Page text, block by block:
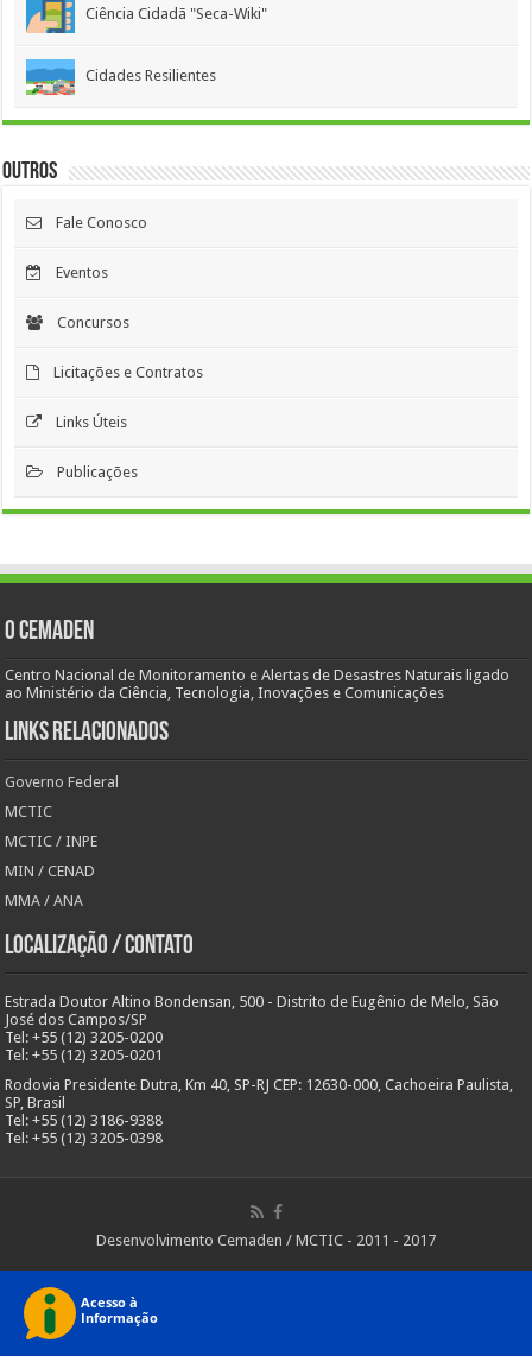
Ciência Cidadã "Seca-Wiki"
Cidades Resilientes
Outros
Fale Conosco
Eventos
Concursos
Licitações e Contratos
Links Úteis
Publicações
O Cemaden
Centro Nacional de Monitoramento e Alertas de Desastres Naturais ligado
ao Ministério da Ciência, Tecnologia, Inovações e Comunicações
Links Relacionados
Governo Federal
MCTIC
MCTIC / INPE
MIN / CENAD
MMA / ANA
Localização / Contato
Estrada Doutor Altino Bondensan, 500 - Distrito de Eugênio de Melo, São
José dos Campos/SP
Tel: +55 (12) 3205-0200
Tel: +55 (12) 3205-0201
Rodovia Presidente Dutra, Km 40, SP-RJ CEP: 12630-000, Cachoeira Paulista,
SP, Brasil
Tel: +55 (12) 3186-9388
Tel: +55 (12) 3205-0398
Desenvolvimento Cemaden / MCTIC - 2011 - 2017